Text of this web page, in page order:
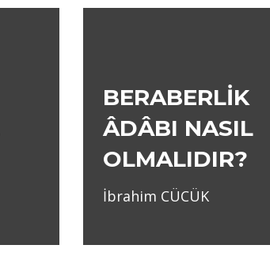
BERABERLİK
ÂDÂBI NASIL
OLMALIDIR?
İbrahim CÜCÜK